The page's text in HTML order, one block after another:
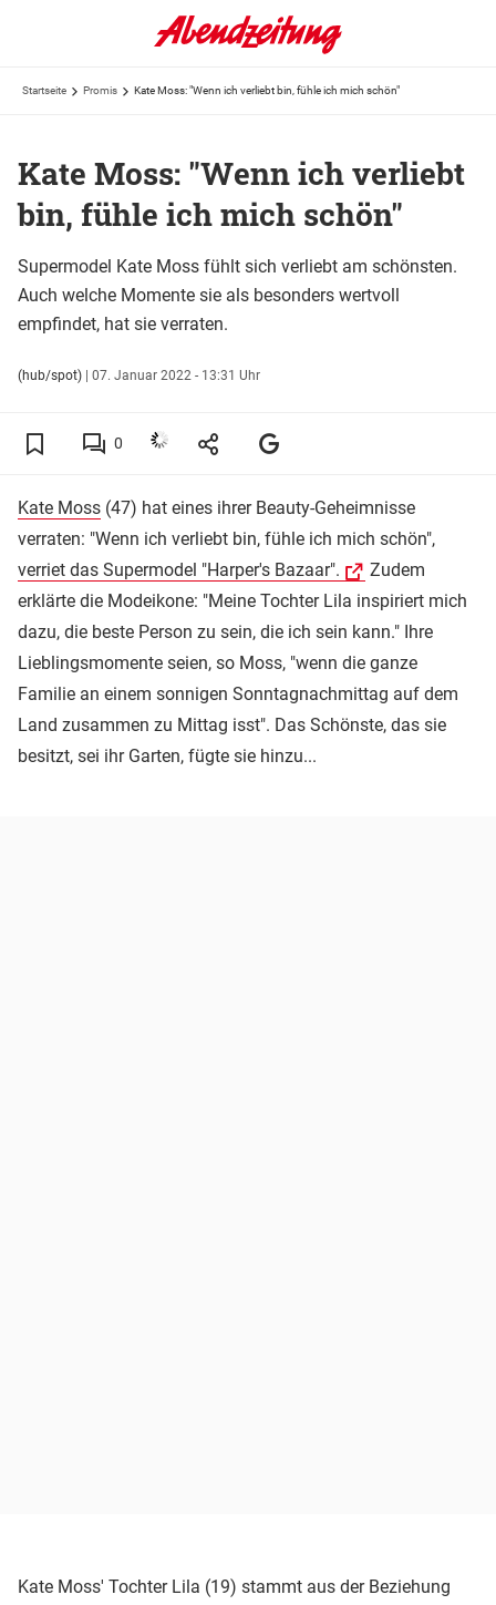
Startseite Promis Kate Moss: "Wenn ich verliebt bin, fühle ich mich schön"
Kate Moss: "Wenn ich verliebt
bin, fühle ich mich schön"
Supermodel Kate Moss fühlt sich verliebt am schönsten.
Auch welche Momente sie als besonders wertvoll
empfindet, hat sie verraten.
(hub/spot) | 07. Januar 2022 - 13:31 Uhr
0
Kate Moss (47) hat eines ihrer Beauty-Geheimnisse
verraten: "Wenn ich verliebt bin, fühle ich mich schön",
verriet das Supermodel "Harper's Bazaar".
Zudem
erklärte die Modeikone: "Meine Tochter Lila inspiriert mich
dazu, die beste Person zu sein, die ich sein kann." Ihre
Lieblingsmomente seien, so Moss, "wenn die ganze
Familie an einem sonnigen Sonntagnachmittag auf dem
Land zusammen zu Mittag isst". Das Schönste, das sie
besitzt, sei ihr Garten, fügte sie hinzu...
Kate Moss' Tochter Lila (19) stammt aus der Beziehung